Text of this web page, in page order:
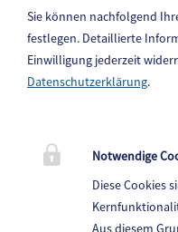
10. Oktoberstr. 1,
Telefon:
Fax:
Sie können nachfolgend
festlegen. Detaillierte
Einwilligung jederzeit
Datenschutzerklärung.
Notwendige
Diese Cookies
Aus diesem